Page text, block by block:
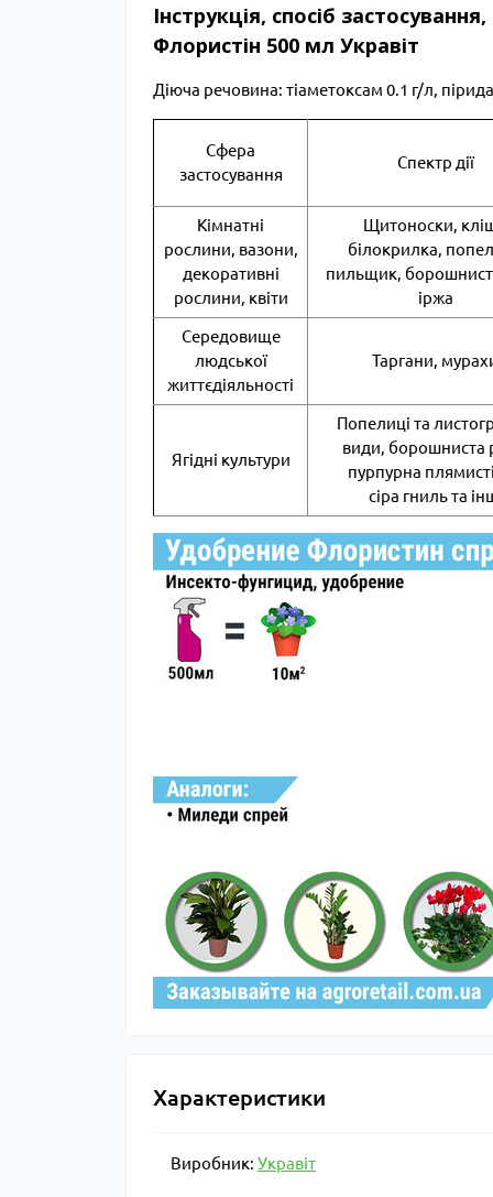
Інструкція, спосіб
Флористін 500 мл Укравіт
Діюча речовина: тіаметоксам 0.1 г/л,
Сфера
застосування
Спектр дії
Кімнатні
рослини, вазони,
декоративні
рослини, квіти
Щитоноски,
білокрилка,
пильщик,
іржа
Середовище
людської
життєдіяльності
Таргани,
Ягідні культури
Попелиці та
види, борошниста
пурпурна
сіра гниль та
Характеристики
Виробник: Укравіт